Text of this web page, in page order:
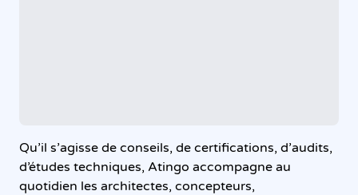
Qu’il s’agisse de conseils, de certifications, d’audits,
d’études techniques, Atingo accompagne au
quotidien les architectes, concepteurs,